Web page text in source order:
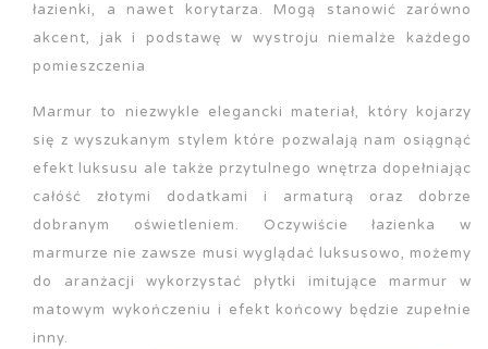
łazienki, a nawet korytarza. Mogą stanowić zarówno
akcent, jak i podstawę w wystroju niemalże każdego
pomieszczenia
Marmur to niezwykle elegancki materiał, który kojarzy
się z wyszukanym stylem które pozwalają nam osiągnąć
efekt luksusu ale także przytulnego wnętrza dopełniając
całóść złotymi dodatkami i armaturą oraz dobrze
dobranym oświetleniem. Oczywiście łazienka w
marmurze nie zawsze musi wyglądać luksusowo, możemy
do aranżacji wykorzystać płytki imitujące marmur w
matowym wykończeniu i efekt końcowy będzie zupełnie
inny.